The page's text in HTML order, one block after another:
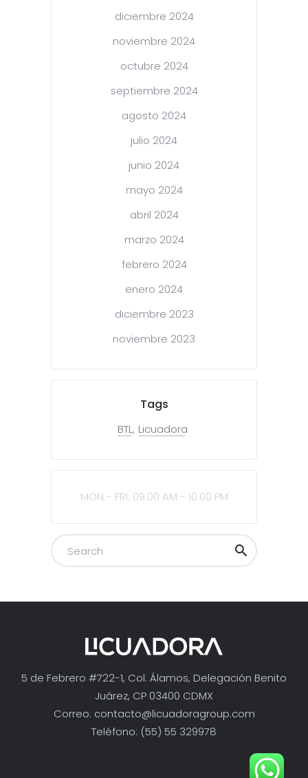
diciembre 2024
noviembre 2024
octubre 2024
septiembre 2024
agosto 2024
julio 2024
junio 2024
mayo 2024
abril 2024
marzo 2024
febrero 2024
enero 2024
diciembre 2023
noviembre 2023
Tags
BTL Licuadora
MON - FRI: 09:00 AM - 10:00 PM
5 de Febrero #722-1, Col. Álamos, Delegación Benito
Juárez, CP 03400 CDMX
Correo: contacto@licuadoragroup.com
Teléfono: (55) 55 329978